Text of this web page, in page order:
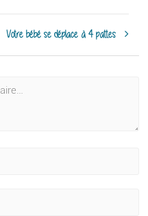
Votre bébé se déplace à 4 pattes